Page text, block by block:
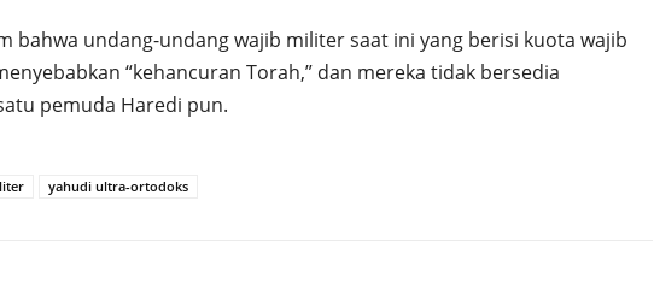
bahwa undang-undang wajib militer saat ini yang berisi kuota wajib
“kehancuran Torah,” dan mereka tidak bersedia
pemuda Haredi pun.
yahudi ultra-ortodoks